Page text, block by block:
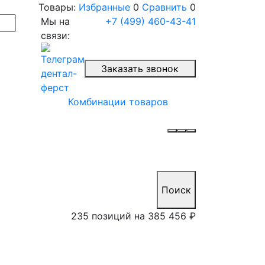
Товары: Избранные 0 Сравнить 0
Мы на
связи:
+7 (499) 460-43-41
Заказать звонок
Комбинации товаров
Поиск
235 позиций на 385 456 ₽